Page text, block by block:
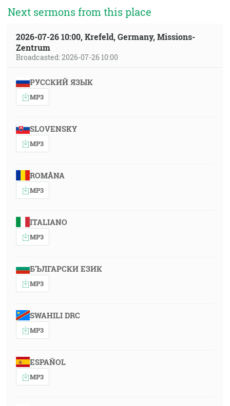
Next sermons from this place
2026-07-26 10:00, Krefeld, Germany, Missions-
Zentrum
Broadcasted: 2026-07-26 10:00
РУССКИЙ ЯЗЫК
MP3
SLOVENSKY
MP3
ROMÂNA
MP3
ITALIANO
MP3
БЪЛГАРСКИ ЕЗИК
MP3
SWAHILI DRC
MP3
ESPAÑOL
MP3